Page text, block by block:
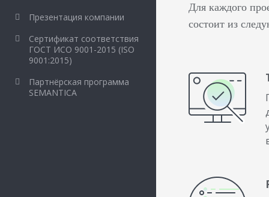
Для каждого
состоит из
Презентация компании
Сертификат соответствия
ГОСТ ИСО 9001-2015 (ISO
9001:2015)
Партнёрская программа
SEMANTICA